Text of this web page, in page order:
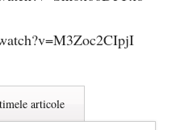
articole